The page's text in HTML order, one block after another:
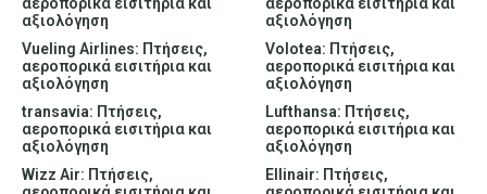
αξιολόγηση
αξιολόγηση
Vueling Airlines: Πτήσεις,
αεροπορικά εισιτήρια και
αξιολόγηση
Volotea: Πτήσεις,
αεροπορικά εισιτήρια και
αξιολόγηση
transavia: Πτήσεις,
αεροπορικά εισιτήρια και
αξιολόγηση
Lufthansa: Πτήσεις,
αεροπορικά εισιτήρια και
αξιολόγηση
Wizz Air: Πτήσεις,
Ellinair: Πτήσεις,